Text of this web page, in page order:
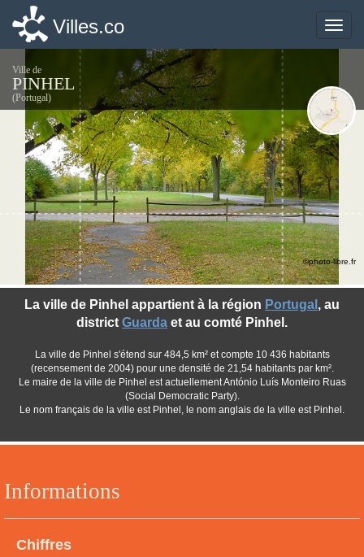
Toggle
Villes.co
Ville de
PINHEL
(Portugal)
Informations
Chiffres
La ville de Pinhel appartient à la région Portugal , au
district Guarda et au comté Pinhel.
La ville de Pinhel s'étend sur 484,5 km² et compte 10 436 habitants
(recensement de 2004) pour une densité de 21,54 habitants par km².
Le maire de la ville de Pinhel est actuellement António Luís Monteiro Ruas
(Social Democratic Party).
Le nom français de la ville est Pinhel, le nom anglais de la ville est Pinhel.
©photo-libre.fr
Toggle
Villes.co